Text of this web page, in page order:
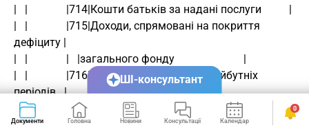
|   |              |714|Кошти батьків за надані послуги          |
|   |              |715|Доходи, спрямовані на покриття
дефіциту |
|   |              |   |загального фонду                         |
|   |              |716|Доходи за витратами майбутніх
періодів   |
|   |              |   |                                         |
|72 |Доходи від    |721|Реалізація виробів
Документи Головна Новини Консультації Календар Сервіси
0
ШІ-консультант